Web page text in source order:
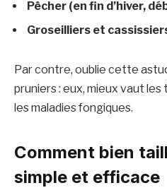
Pêcher (en fin d’hiver,
Groseilliers et
Par contre, oublie cette
pruniers : eux, mieux vaut
les maladies fongiques.
Comment bien
simple et efficace